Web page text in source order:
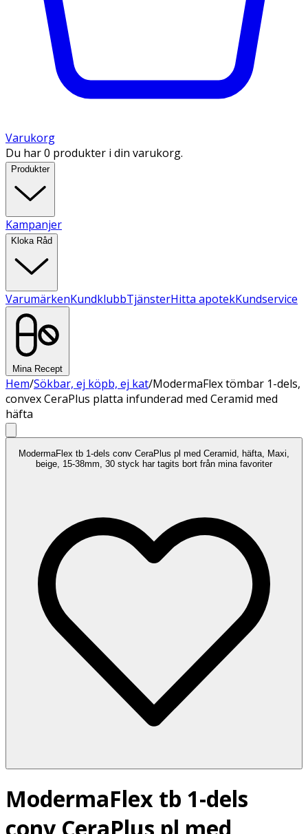
Varukorg
Du har 0 produkter i din varukorg.
Produkter
Kampanjer
Kloka Råd
VarumärkenKundklubbTjänsterHitta apotekKundservice
Mina Recept
Hem/Sökbar, ej köpb, ej kat/ModermaFlex tömbar 1-dels,
convex CeraPlus platta infunderad med Ceramid med
häfta
ModermaFlex tb 1-dels conv CeraPlus pl med Ceramid, häfta, Maxi,
beige, 15-38mm, 30 styck har tagits bort från mina favoriter
ModermaFlex tb 1-dels